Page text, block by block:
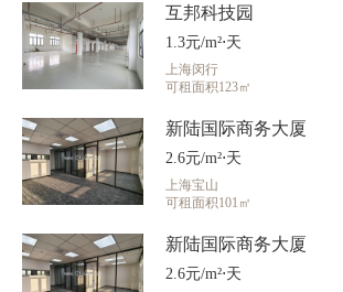
互邦科技园
1.3元/m²⋅天
上海闵行
可租面积123㎡
新陆国际商务大厦
2.6元/m²⋅天
上海宝山
可租面积101㎡
新陆国际商务大厦
2.6元/m²⋅天